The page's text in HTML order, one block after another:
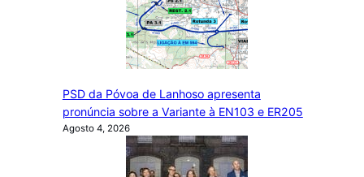
PSD da Póvoa de Lanhoso apresenta
pronúncia sobre a Variante à EN103 e ER205
Agosto 4, 2026